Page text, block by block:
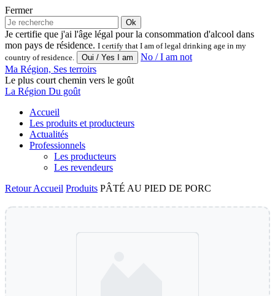
Fermer
Ok
Je certifie que j'ai l'âge légal pour la consommation d'alcool dans
mon pays de résidence. I certify that I am of legal drinking age in my
country of residence.
No / I am not
Ma Région, Ses terroirs
Le plus court chemin vers le goût
La Région Du goût
Accueil
Les produits et producteurs
Actualités
Professionnels
Les producteurs
Les revendeurs
RetourAccueil Produits PÂTÉ AU PIED DE PORC